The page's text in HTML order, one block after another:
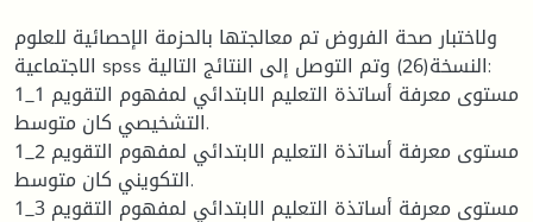
ولاختبار صحة الفروض تم معالجتها بالحزمة الإحصائية للعلوم
الاجتماعية spss النسخة(26) وتم التوصل إلى النتائج التالية:
1_1 مستوى معرفة أساتذة التعليم الابتدائي لمفهوم التقويم
التشخيصي كان متوسط.
1_2 مستوى معرفة أساتذة التعليم الابتدائي لمفهوم التقويم
التكويني كان متوسط.
1_3 مستوى معرفة أساتذة التعليم الابتدائي لمفهوم التقويم